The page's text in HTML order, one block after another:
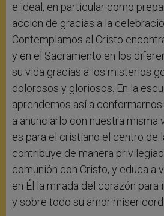
e ideal, en particular como
acción de gracias a la
Contemplamos al Cristo
y en el Sacramento en los
su vida gracias a los misterios
dolorosos y gloriosos. En la
aprendemos así a
a anunciarlo con nuestra misma
es para el cristiano el centro de
contribuye de manera
comunión con Cristo, y educa a
en Él la mirada del corazón
y sobre todo su amor